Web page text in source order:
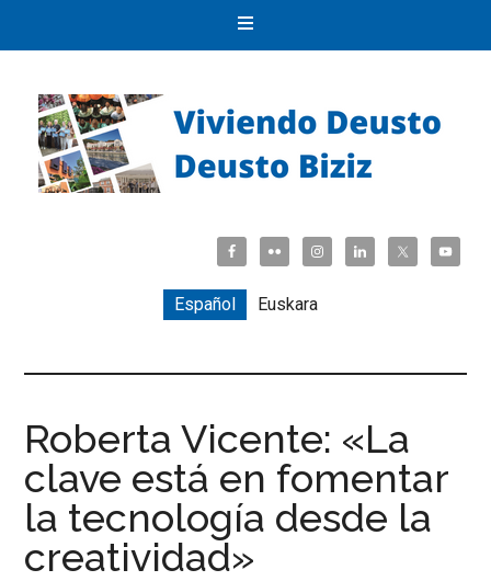
Español Euskara
Roberta Vicente: «La
clave está en fomentar
la tecnología desde la
creatividad»